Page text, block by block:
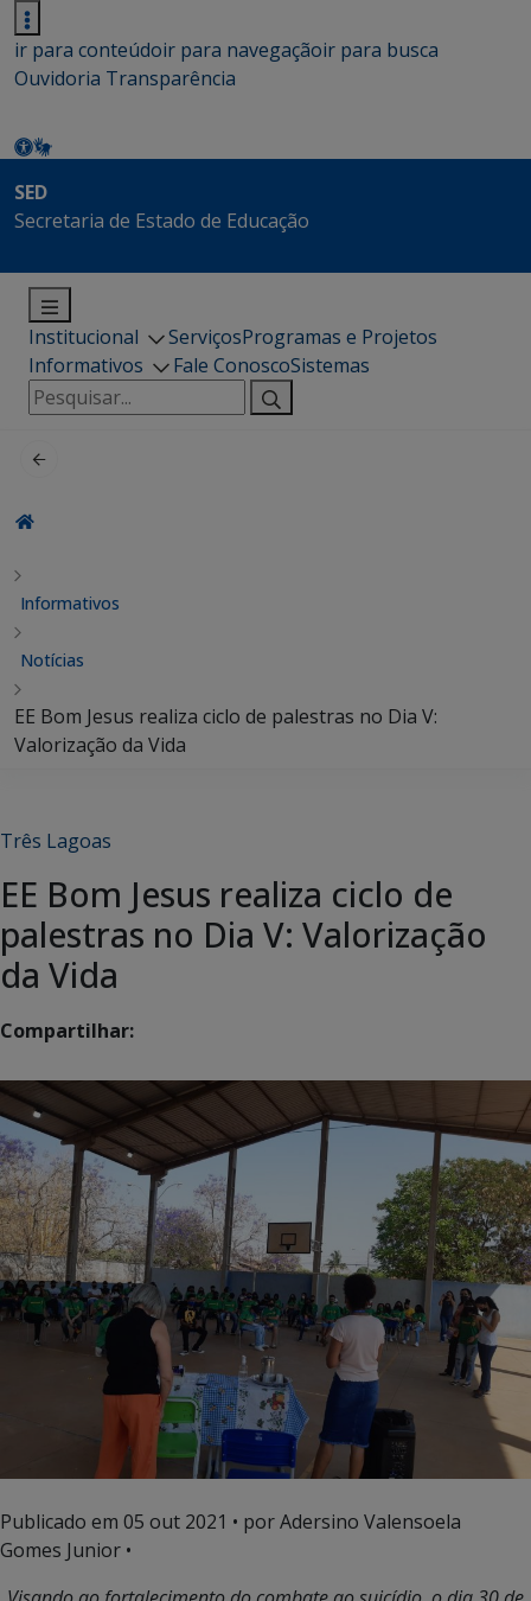
ir para conteúdoir para navegaçãoir para busca
Ouvidoria Transparência
SED
Secretaria de Estado de Educação
Institucional ServiçosProgramas e Projetos
Informativos
Fale ConoscoSistemas
Pesquisar
por:
Informativos
Notícias
EE Bom Jesus realiza ciclo de palestras no Dia V:
Valorização da Vida
Três Lagoas
EE Bom Jesus realiza ciclo de
palestras no Dia V: Valorização
da Vida
Compartilhar:
Publicado em 05 out 2021 • por Adersino Valensoela
Gomes Junior •